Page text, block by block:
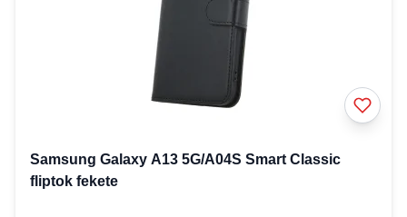
Samsung Galaxy A13 5G/A04S Smart Classic
fliptok fekete